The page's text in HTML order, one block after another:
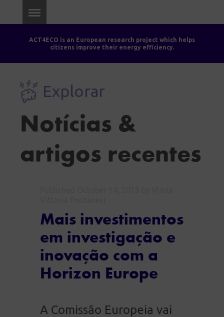
ACT4ECO is an European research project which helps
citizens improve their energy efficiency.
Explorar
Notícias &
artigos recentes
Mais investimentos
em investigação e
inovação com a
Horizon Europe
A Comissão Europeia vai